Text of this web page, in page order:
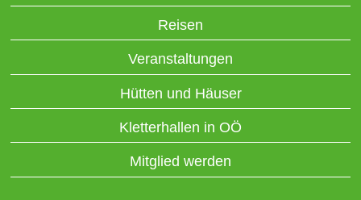
Reisen
Veranstaltungen
Hütten und Häuser
Kletterhallen in OÖ
Mitglied werden